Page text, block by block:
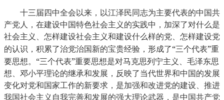
十三届四中全会以来，以江泽民同志为主要代表的中国共
产党人，在建设中国特色社会主义的实践中，加深了对什么是
社会主义、怎样建设社会主义和建设什么样的党、怎样建设党
的认识，积累了治党治国新的宝贵经验，形成了“三个代表”重
要思想。 “三个代表”重要思想是对马克思列宁主义、毛泽东思
想、邓小平理论的继承和发展，反映了当代世界和中国的发展
变化对党和国家工作的新要求，是加强和改进党的建设、推进
我国社会主义自我完善和发展的强大理论武器，是中国共产党